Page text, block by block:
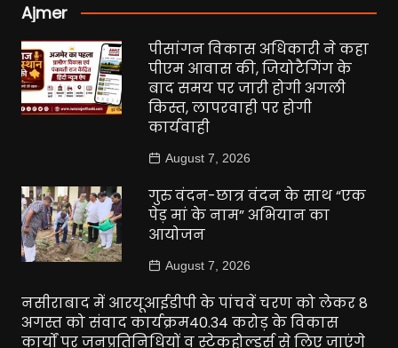
Ajmer
पीसांगन विकास अधिकारी ने कहा
पीएम आवास की, जियोटैगिंग के
बाद समय पर जारी होगी अगली
किस्त, लापरवाही पर होगी
कार्यवाही
August 7, 2026
गुरु वंदन-छात्र वंदन के साथ “एक
पेड़ मां के नाम” अभियान का
आयोजन
August 7, 2026
नसीराबाद में आरयूआईडीपी के पांचवें चरण को लेकर 8
अगस्त को संवाद कार्यक्रम40.34 करोड़ के विकास
कार्यों पर जनप्रतिनिधियों व स्टेकहोल्डर्स से लिए जाएंगे